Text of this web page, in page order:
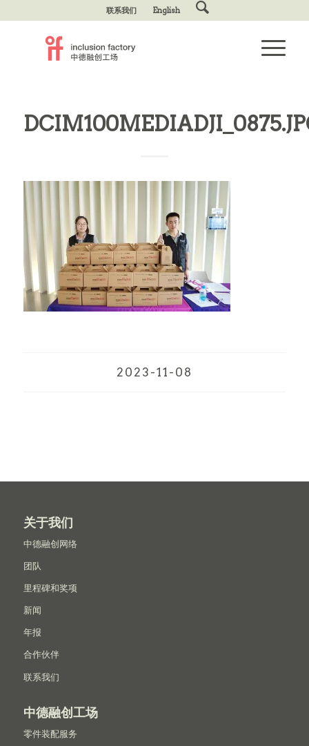
联系我们 English
2023-11-08
关于我们
中德融创网络
团队
里程碑和奖项
新闻
年报
合作伙伴
联系我们
中德融创工场
零件装配服务